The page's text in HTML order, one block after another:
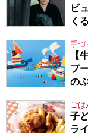
ビ
く
手づ
【
プ
の
ご
子
ラ